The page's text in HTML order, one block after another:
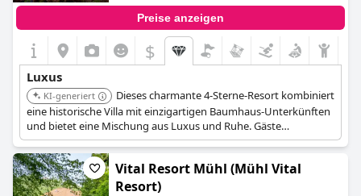
Preise anzeigen
$
Luxus
KI-generiert
Dieses charmante 4-Sterne-Resort kombiniert
eine historische Villa mit einzigartigen Baumhaus-Unterkünften
und bietet eine Mischung aus Luxus und Ruhe. Gäste
profitieren von erstklassigen Annehmlichkeiten, tadellosem
Service und einem Wellnessbereich für einen entspannenden
Rückzugsort.
Vital Resort Mühl (Mühl Vital
Resort)